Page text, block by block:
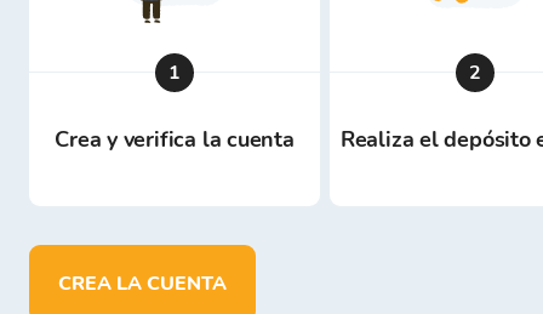
1
Crea y verifica la cuenta
2
Realiza el depósito
CREA LA CUENTA